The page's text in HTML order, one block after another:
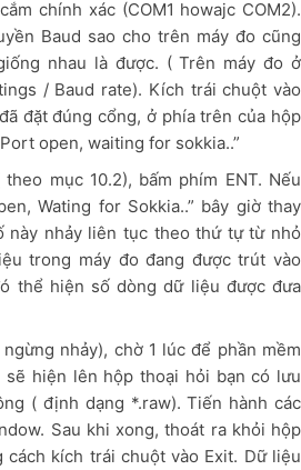
chính xác (COM1 howajc COM2).
Baud sao cho trên máy đo cũng
nhau là được. ( Trên máy đo ở
/ Baud rate). Kích trái chuột vào
đặt đúng cổng, ở phía trên của hộp
open, waiting for sokkia..”
mục 10.2), bấm phím ENT. Nếu
Wating for Sokkia..” bây giờ thay
này nhảy liên tục theo thứ tự từ nhỏ
trong máy đo đang được trút vào
thể hiện số dòng dữ liệu được đưa
nhảy), chờ 1 lúc để phần mềm
sẽ hiện lên hộp thoại hỏi bạn có lưu
( định dạng *.raw). Tiến hành các
Sau khi xong, thoát ra khỏi hộp
kích trái chuột vào Exit. Dữ liệu